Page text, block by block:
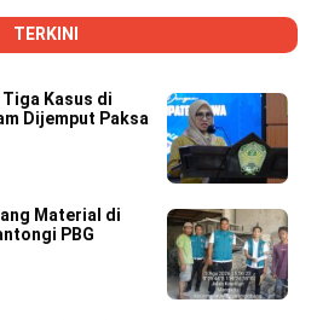
TERKINI
Tiga Kasus di
Dijemput Paksa
Material di
PBG